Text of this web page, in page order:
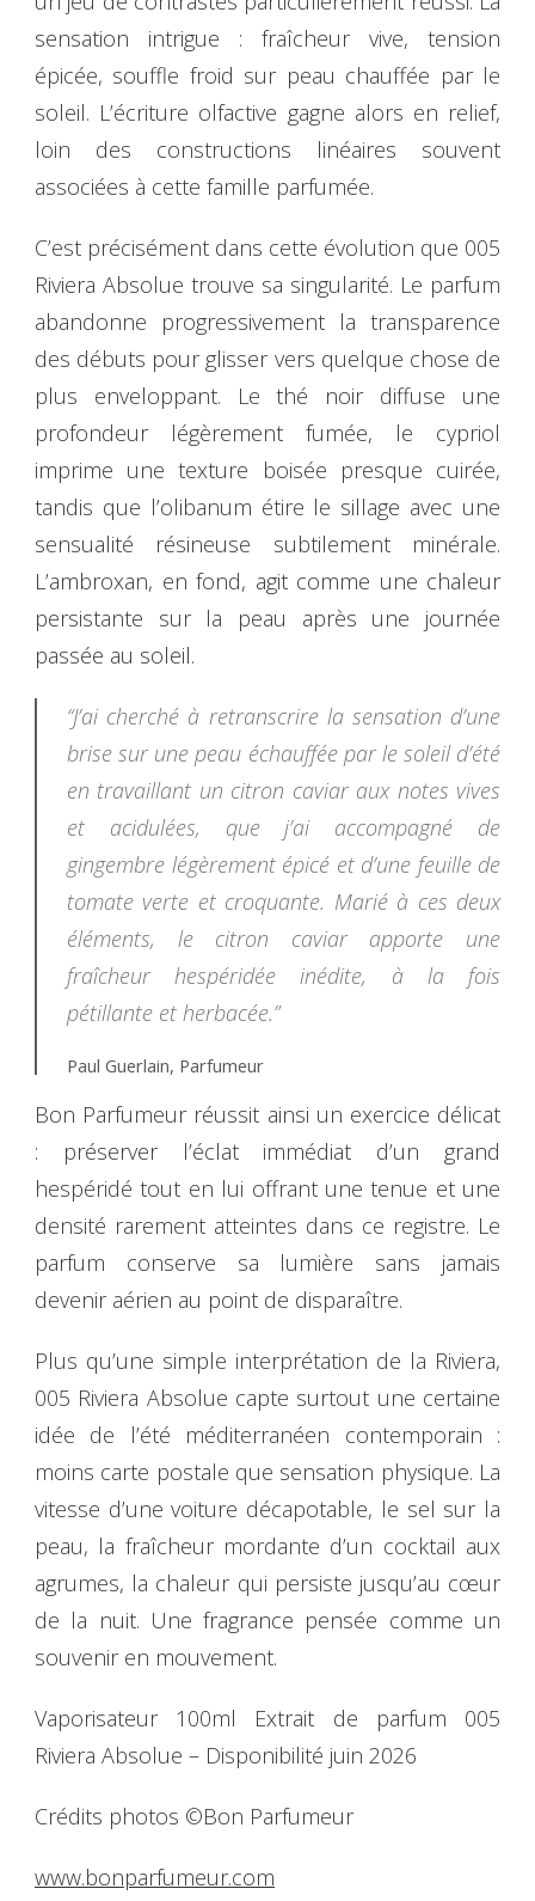
sensation intrigue : fraîcheur vive, tension
épicée, souffle froid sur peau chauffée par le
soleil. L’écriture olfactive gagne alors en relief,
loin des constructions linéaires souvent
associées à cette famille parfumée.
C’est précisément dans cette évolution que 005
Riviera Absolue trouve sa singularité. Le parfum
abandonne progressivement la transparence
des débuts pour glisser vers quelque chose de
plus enveloppant. Le thé noir diffuse une
profondeur légèrement fumée, le cypriol
imprime une texture boisée presque cuirée,
tandis que l’olibanum étire le sillage avec une
sensualité résineuse subtilement minérale.
L’ambroxan, en fond, agit comme une chaleur
persistante sur la peau après une journée
passée au soleil.
“J’ai cherché à retranscrire la sensation d’une
brise sur une peau échauffée par le soleil d’été
en travaillant un citron caviar aux notes vives
et acidulées, que j’ai accompagné de
gingembre légèrement épicé et d’une feuille de
tomate verte et croquante. Marié à ces deux
éléments, le citron caviar apporte une
fraîcheur hespéridée inédite, à la fois
pétillante et herbacée.”
Paul Guerlain, Parfumeur
Bon Parfumeur réussit ainsi un exercice délicat
: préserver l’éclat immédiat d’un grand
hespéridé tout en lui offrant une tenue et une
densité rarement atteintes dans ce registre. Le
parfum conserve sa lumière sans jamais
devenir aérien au point de disparaître.
Plus qu’une simple interprétation de la Riviera,
005 Riviera Absolue capte surtout une certaine
idée de l’été méditerranéen contemporain :
moins carte postale que sensation physique. La
vitesse d’une voiture décapotable, le sel sur la
peau, la fraîcheur mordante d’un cocktail aux
agrumes, la chaleur qui persiste jusqu’au cœur
de la nuit. Une fragrance pensée comme un
souvenir en mouvement.
Vaporisateur 100ml Extrait de parfum 005
Riviera Absolue – Disponibilité juin 2026
Crédits photos ©Bon Parfumeur
www.bonparfumeur.com